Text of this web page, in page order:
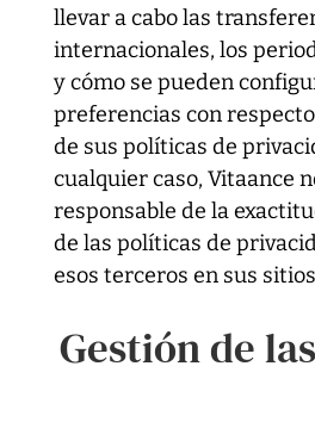
llevar a cabo las
internacionales, los
y cómo se pueden
preferencias con
de sus políticas de
cualquier caso, Vitaance
responsable de la
de las políticas de
esos terceros en sus
Gestión de